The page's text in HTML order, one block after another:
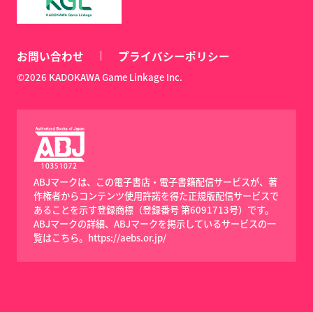
お問い合わせ プライバシーポリシー
©2026 KADOKAWA Game Linkage Inc.
ABJマークは、この電子書店・電子書籍配信サービスが、著
作権者からコンテンツ使用許諾を得た正規版配信サービスで
あることを示す登録商標（登録番号 第6091713号）です。
ABJマークの詳細、ABJマークを掲示しているサービスの一
覧はこちら。 https://aebs.or.jp/